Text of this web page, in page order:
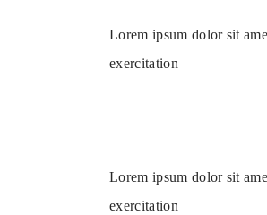
Lorem ipsum dolor sit
exercitation
Lorem ipsum dolor sit
exercitation